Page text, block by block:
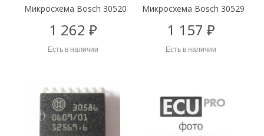
Микросхема Bosch 30520
1 262 ₽
Есть в наличии
Микросхема Bosch 30529
1 157 ₽
Есть в наличии